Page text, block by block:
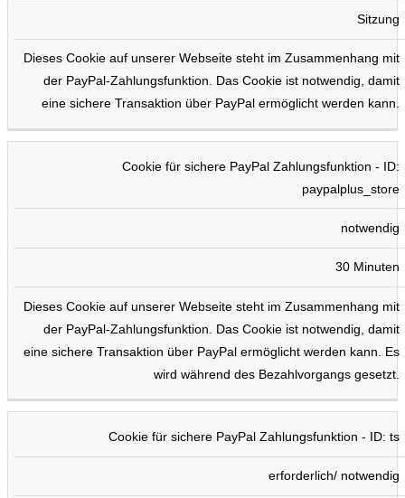
Sitzung
Dieses Cookie auf unserer Webseite steht im Zusammenhang mit
der PayPal-Zahlungsfunktion. Das Cookie ist notwendig, damit
eine sichere Transaktion über PayPal ermöglicht werden kann.
Cookie für sichere PayPal Zahlungsfunktion - ID:
paypalplus_store
notwendig
30 Minuten
Dieses Cookie auf unserer Webseite steht im Zusammenhang mit
der PayPal-Zahlungsfunktion. Das Cookie ist notwendig, damit
eine sichere Transaktion über PayPal ermöglicht werden kann. Es
wird während des Bezahlvorgangs gesetzt.
Cookie für sichere PayPal Zahlungsfunktion - ID: ts
erforderlich/ notwendig